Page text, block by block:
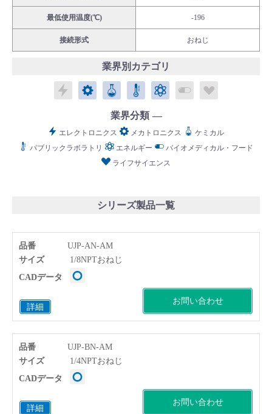
会社情報
Corporate Blog
採用情報
／ English
最低使用温度(℃) -196
接続形式 おねじ
業界別カテゴリ
エレクトロニクス
メカトロニクス
ケミカルパブリックラボラトリ
エネルギーバイオメディカ
業界分類
エレクトロニクス メカトロニクス
ケミカル
パブリックラボラトリ
エネルギー
バイオメディカル・フード
ライフサイエンス
シリーズ製品一覧
品番 UJP-AN-AM
詳細
サイズ 1/8NPTおねじ
お問い合わせ
CADデータ
品番 UJP-BN-AM
詳細
サイズ 1/4NPTおねじ
お問い合わせ
CADデータ